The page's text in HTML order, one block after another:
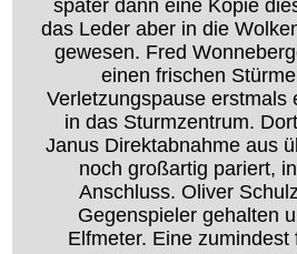
später dann eine Kopie
das Leder aber in die
gewesen. Fred
einen frischen
Verletzungspause
in das Sturmzentrum.
Janus Direktabnahme aus
noch großartig pariert,
Anschluss. Oliver
Gegenspieler gehalten
Elfmeter. Eine